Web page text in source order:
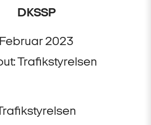
DKSSP
Februar 2023
Trafikstyrelsen